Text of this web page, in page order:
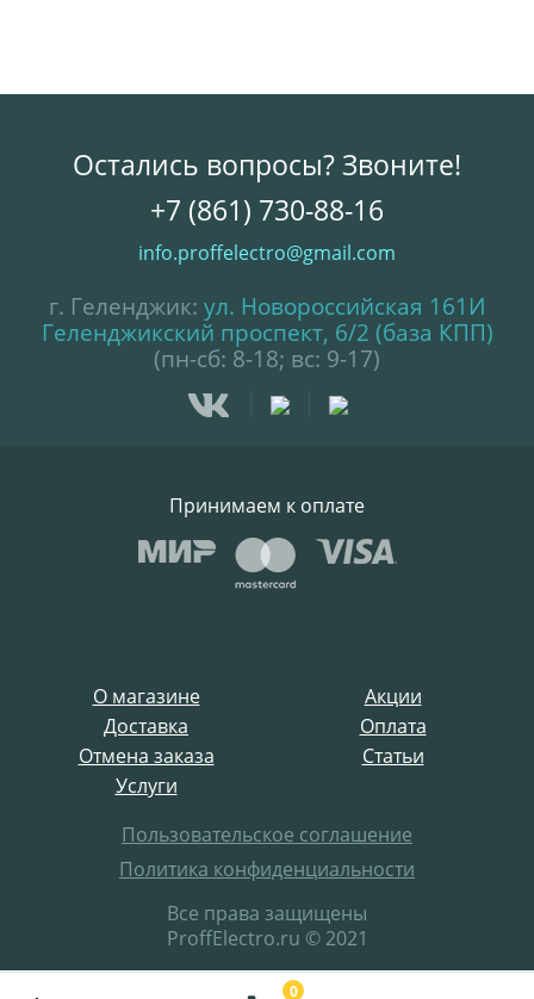
О магазине
Акции
Доставка
Оплата
Отмена заказа
Статьи
Услуги
Пользовательское соглашение
Политика конфиденциальности
Все права защищены
ProffElectro.ru © 2021
Остались вопросы? Звоните!
+7 (861) 730-88-16
info.proffelectro@gmail.com
г. Геленджик: ул. Новороссийская 161И
Геленджикский проспект, 6/2 (база КПП)
(пн-сб: 8-18; вс: 9-17)
Принимаем к оплате
0